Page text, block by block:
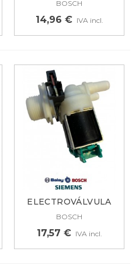
BOSCH
14,96 € IVA incl.
ELECTROVÁLVULA
LAVADORA BALAY,...
BOSCH
17,57 € IVA incl.